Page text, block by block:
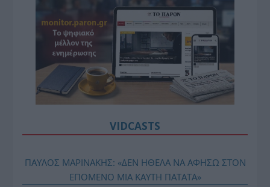
VIDCASTS
ΠΑΥΛΟΣ ΜΑΡΙΝΑΚΗΣ: «ΔΕΝ ΗΘΕΛΑ ΝΑ ΑΦΗΣΩ ΣΤΟΝ
ΕΠΟΜΕΝΟ ΜΙΑ ΚΑΥΤΗ ΠΑΤΑΤΑ»